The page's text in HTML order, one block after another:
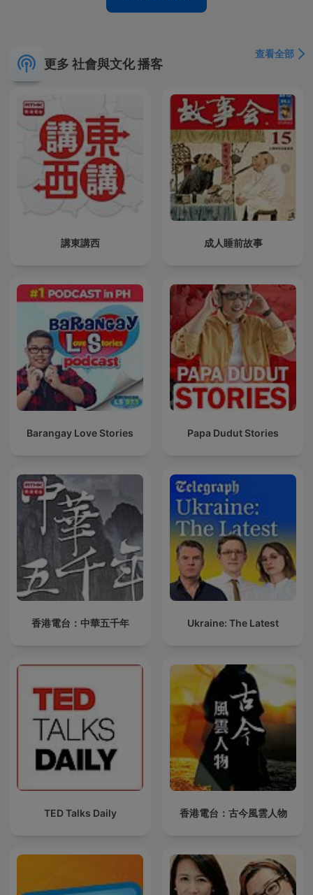
更多 社會與文化 播客
查看全部
講東講西 成人睡前故事
Barangay Love Stories Papa Dudut Stories
香港電台：中華五千年 Ukraine: The Latest
TED Talks Daily 香港電台：古今風雲人物